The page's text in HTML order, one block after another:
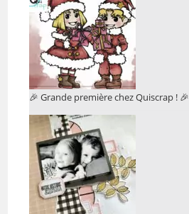
🎉 Grande première chez Quiscrap ! 🎉